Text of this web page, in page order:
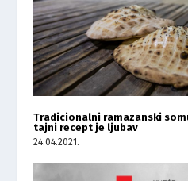
Tradicionalni ramazanski
tajni recept je ljubav
24.04.2021.